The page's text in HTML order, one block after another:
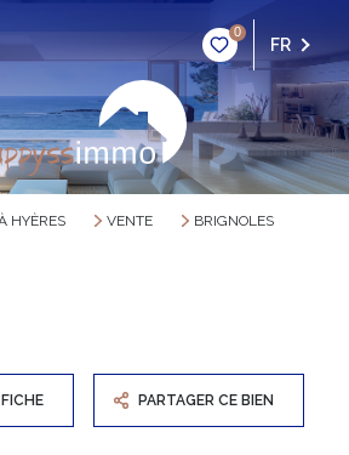
0
FR
HYÈRES VENTE
BRIGNOLES
PARTAGER CE BIEN